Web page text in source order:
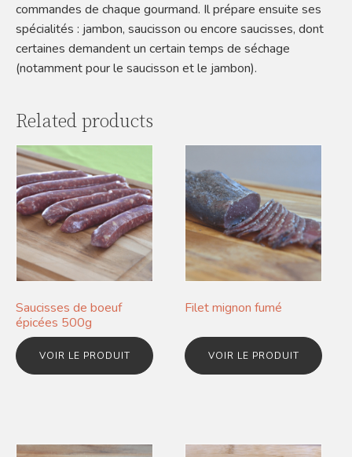
commandes de chaque gourmand. Il prépare ensuite ses
spécialités : jambon, saucisson ou encore saucisses, dont
certaines demandent un certain temps de séchage
(notamment pour le saucisson et le jambon).
Related products
Saucisses de boeuf
épicées 500g
VOIR LE PRODUIT
Filet mignon fumé
VOIR LE PRODUIT